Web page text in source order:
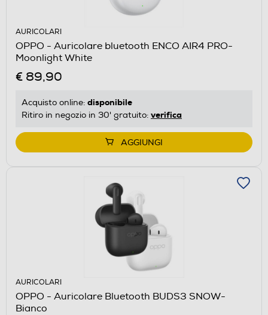
AURICOLARI
OPPO - Auricolare bluetooth ENCO AIR4 PRO-
Moonlight White
€ 89,90
Acquisto online: disponibile
Ritiro in negozio in 30' gratuito: verifica
AGGIUNGI
AURICOLARI
OPPO - Auricolare Bluetooth BUDS3 SNOW-
Bianco